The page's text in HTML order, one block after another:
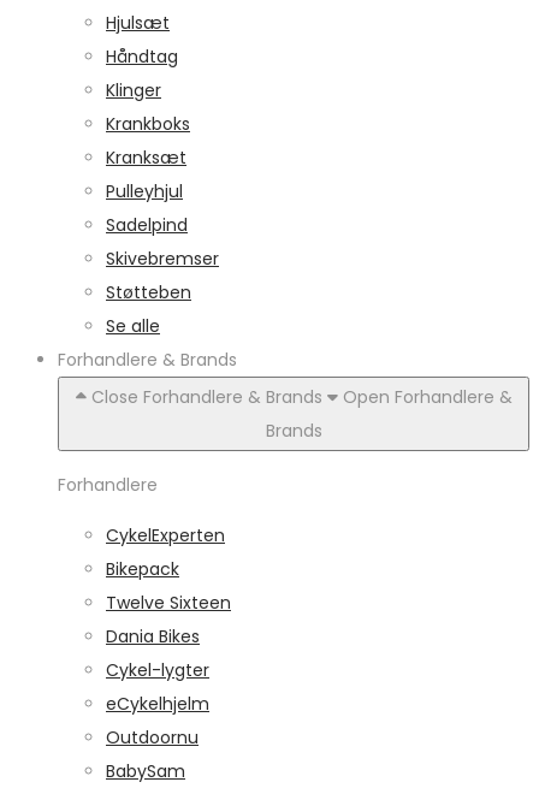
Hjulsæt
Håndtag
Klinger
Krankboks
Kranksæt
Pulleyhjul
Sadelpind
Skivebremser
Støtteben
Se alle
Forhandlere & Brands
Close Forhandlere & Brands
Open Forhandlere &
Brands
Forhandlere
CykelExperten
Bikepack
Twelve Sixteen
Dania Bikes
Cykel-lygter
eCykelhjelm
Outdoornu
BabySam